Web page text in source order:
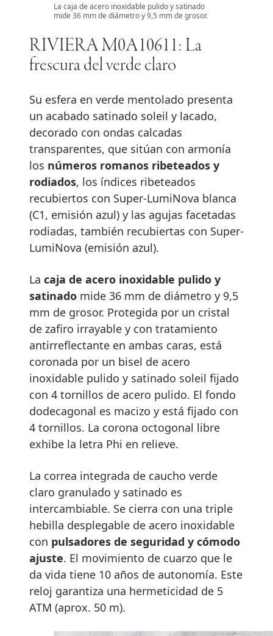
La caja de acero inoxidable pulido y satinado
mide 36 mm de diámetro y 9,5 mm de grosor.
RIVIERA M0A10611: La
frescura del verde claro
Su esfera en verde mentolado presenta
un acabado satinado soleil y lacado,
decorado con ondas calcadas
transparentes, que sitúan con armonía
los números romanos ribeteados y
rodiados, los índices ribeteados
recubiertos con Super-LumiNova blanca
(C1, emisión azul) y las agujas facetadas
rodiadas, también recubiertas con Super-
LumiNova (emisión azul).
La caja de acero inoxidable pulido y
satinado mide 36 mm de diámetro y 9,5
mm de grosor. Protegida por un cristal
de zafiro irrayable y con tratamiento
antirreflectante en ambas caras, está
coronada por un bisel de acero
inoxidable pulido y satinado soleil fijado
con 4 tornillos de acero pulido. El fondo
dodecagonal es macizo y está fijado con
4 tornillos. La corona octogonal libre
exhibe la letra Phi en relieve.
La correa integrada de caucho verde
claro granulado y satinado es
intercambiable. Se cierra con una triple
hebilla desplegable de acero inoxidable
con pulsadores de seguridad y cómodo
ajuste. El movimiento de cuarzo que le
da vida tiene 10 años de autonomía. Este
reloj garantiza una hermeticidad de 5
ATM (aprox. 50 m).